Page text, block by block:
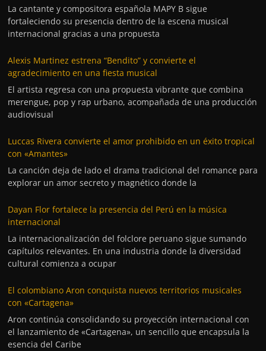
La cantante y compositora española MAPY B sigue
fortaleciendo su presencia dentro de la escena musical
internacional gracias a una propuesta
Alexis Martinez estrena “Bendito” y convierte el
agradecimiento en una fiesta musical
El artista regresa con una propuesta vibrante que combina
merengue, pop y rap urbano, acompañada de una producción
audiovisual
Luccas Rivera convierte el amor prohibido en un éxito tropical
con «Amantes»
La canción deja de lado el drama tradicional del romance para
explorar un amor secreto y magnético donde la
Dayan Flor fortalece la presencia del Perú en la música
internacional
La internacionalización del folclore peruano sigue sumando
capítulos relevantes. En una industria donde la diversidad
cultural comienza a ocupar
El colombiano Aron conquista nuevos territorios musicales
con «Cartagena»
Aron continúa consolidando su proyección internacional con
el lanzamiento de «Cartagena», un sencillo que encapsula la
esencia del Caribe